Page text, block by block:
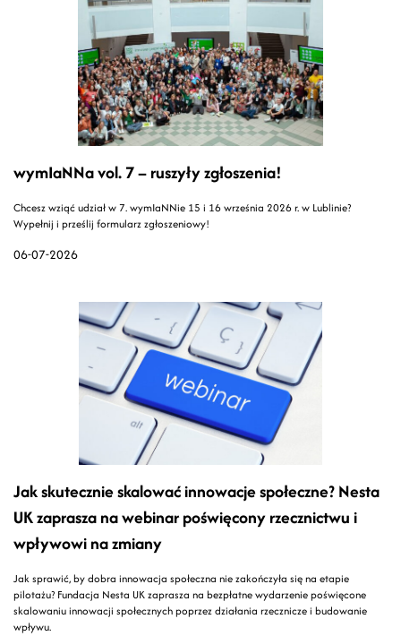
06-07-2026
wymIaNNa vol. 7 – ruszyły zgłoszenia!
Chcesz wziąć udział w 7. wymIaNNie 15 i 16 września 2026 r. w Lublinie?
Wypełnij i prześlij formularz zgłoszeniowy!
Jak skutecznie skalować innowacje społeczne? Nesta
UK zaprasza na webinar poświęcony rzecznictwu i
wpływowi na zmiany
Jak sprawić, by dobra innowacja społeczna nie zakończyła się na etapie
pilotażu? Fundacja Nesta UK zaprasza na bezpłatne wydarzenie poświęcone
skalowaniu innowacji społecznych poprzez działania rzecznicze i budowanie
wpływu.